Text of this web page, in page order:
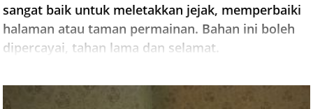
sangat baik untuk meletakkan jejak, memperbaiki
halaman atau taman permainan. Bahan ini boleh
dipercayai, tahan lama dan selamat.